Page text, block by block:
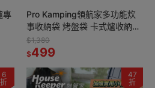
專
Pro Kamping領航家多功能炊
事收納袋 烤盤袋 卡式爐收納袋
餐具袋 露營收納 裝備袋 兩色可
選
$1,380
$499
6
折
47
折